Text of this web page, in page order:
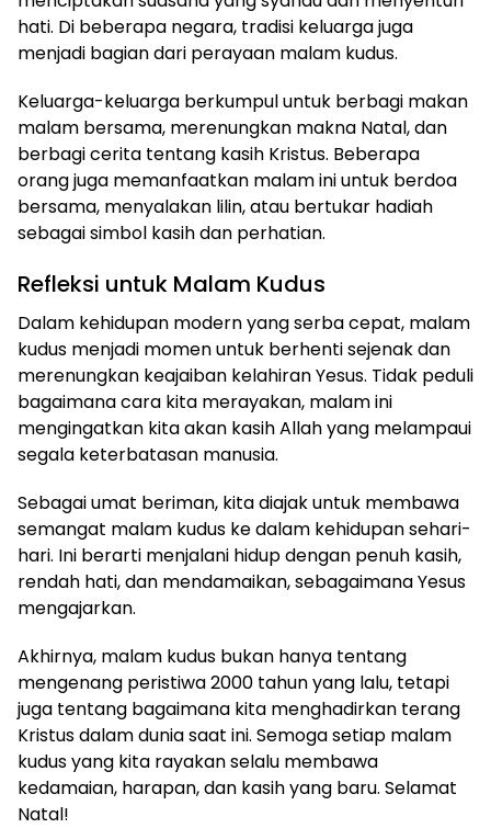
hati. Di beberapa negara, tradisi keluarga juga
menjadi bagian dari perayaan malam kudus.
Keluarga-keluarga berkumpul untuk berbagi makan
malam bersama, merenungkan makna Natal, dan
berbagi cerita tentang kasih Kristus. Beberapa
orang juga memanfaatkan malam ini untuk berdoa
bersama, menyalakan lilin, atau bertukar hadiah
sebagai simbol kasih dan perhatian.
Refleksi untuk Malam Kudus
Dalam kehidupan modern yang serba cepat, malam
kudus menjadi momen untuk berhenti sejenak dan
merenungkan keajaiban kelahiran Yesus. Tidak peduli
bagaimana cara kita merayakan, malam ini
mengingatkan kita akan kasih Allah yang melampaui
segala keterbatasan manusia.
Sebagai umat beriman, kita diajak untuk membawa
semangat malam kudus ke dalam kehidupan sehari-
hari. Ini berarti menjalani hidup dengan penuh kasih,
rendah hati, dan mendamaikan, sebagaimana Yesus
mengajarkan.
Akhirnya, malam kudus bukan hanya tentang
mengenang peristiwa 2000 tahun yang lalu, tetapi
juga tentang bagaimana kita menghadirkan terang
Kristus dalam dunia saat ini. Semoga setiap malam
kudus yang kita rayakan selalu membawa
kedamaian, harapan, dan kasih yang baru. Selamat
Natal!